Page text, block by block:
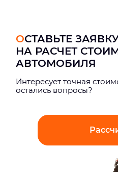
ОСТАВЬТЕ
НА РАСЧЕТ
АВТОМОБИЛЯ
Интерeсует точная
остались вопросы?